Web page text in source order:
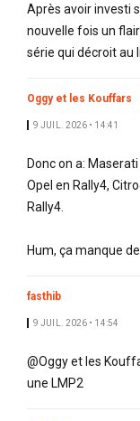
Après avoir investi
nouvelle fois un
série qui décroit au
Oggy et les Kouffars
9 JUIL. 2026 • 14:41
Donc on a:
Opel en Rally4,
Rally4.
Hum, ça manque
fasthib
9 JUIL. 2026 • 14:54
@Oggy et les
une LMP2